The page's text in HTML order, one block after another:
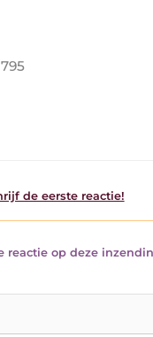
de eerste reactie!
reactie op deze